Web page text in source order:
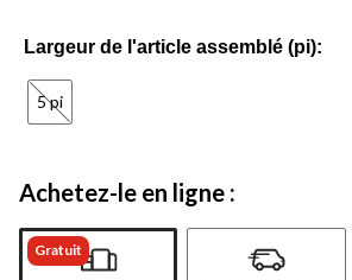
Largeur de l'article assemblé (pi):
5 pi
Achetez-le en ligne :
Gratuit